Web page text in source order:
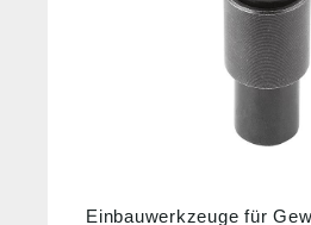
Einbauwerkzeuge für